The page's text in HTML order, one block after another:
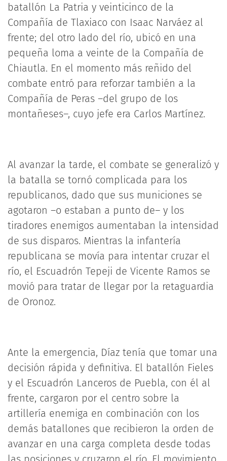
batallón La Patria y veinticinco de la
Compañía de Tlaxiaco con Isaac Narváez al
frente; del otro lado del río, ubicó en una
pequeña loma a veinte de la Compañía de
Chiautla. En el momento más reñido del
combate entró para reforzar también a la
Compañía de Peras –del grupo de los
montañeses–, cuyo jefe era Carlos Martínez.
Al avanzar la tarde, el combate se generalizó y
la batalla se tornó complicada para los
republicanos, dado que sus municiones se
agotaron –o estaban a punto de– y los
tiradores enemigos aumentaban la intensidad
de sus disparos. Mientras la infantería
republicana se movía para intentar cruzar el
río, el Escuadrón Tepeji de Vicente Ramos se
movió para tratar de llegar por la retaguardia
de Oronoz.
Ante la emergencia, Díaz tenía que tomar una
decisión rápida y definitiva. El batallón Fieles
y el Escuadrón Lanceros de Puebla, con él al
frente, cargaron por el centro sobre la
artillería enemiga en combinación con los
demás batallones que recibieron la orden de
avanzar en una carga completa desde todas